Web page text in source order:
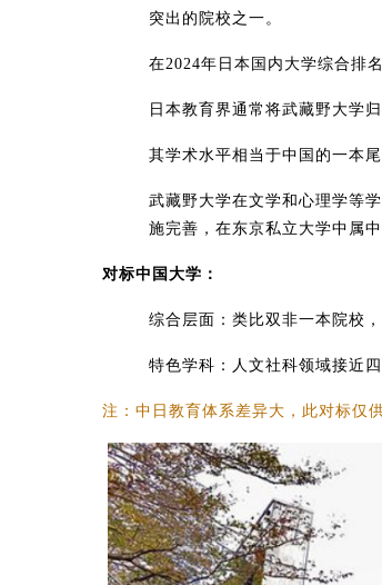
突出的院校之一。
在2024年日本国内大学综合排
日本教育界通常将武藏野大学
其学术水平相当于中国的一本
武藏野大学在文学和心理学等
施完善，在东京私立大学中属中
对标中国大学：
综合层面​：类比双非一本院校
特色学科​：人文社科领域接近
注：中日教育体系差异大，此对标仅供